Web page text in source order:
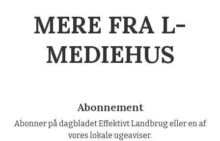
MERE FRA L-
MEDIEHUS
Abonnement
Abonner på dagbladet Effektivt Landbrug eller en af
vores lokale ugeaviser.